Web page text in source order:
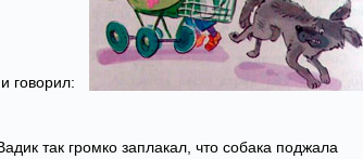
говорил:
так громко заплакал, что собака поджала